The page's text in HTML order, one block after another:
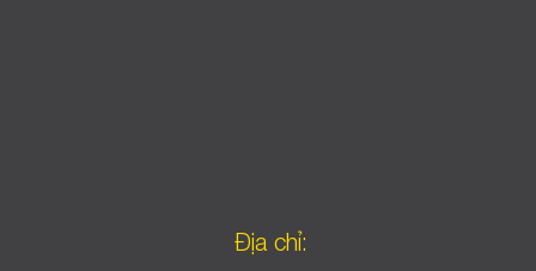
Địa chỉ: